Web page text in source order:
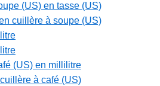
(US) en tasse (US)
cuillère à soupe (US)
(US) en millilitre
à café (US)